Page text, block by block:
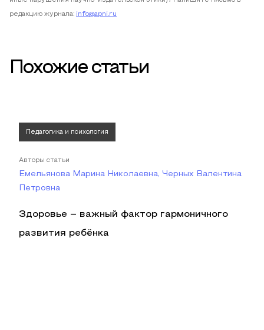
редакцию журнала: info@apni.ru
Похожие статьи
Педагогика и психология
Авторы статьи
Емельянова Марина Николаевна, Черных Валентина
Петровна
Здоровье – важный фактор гармоничного
развития ребёнка